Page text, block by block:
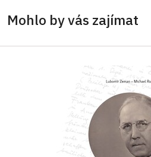
Mohlo by vás zajímat